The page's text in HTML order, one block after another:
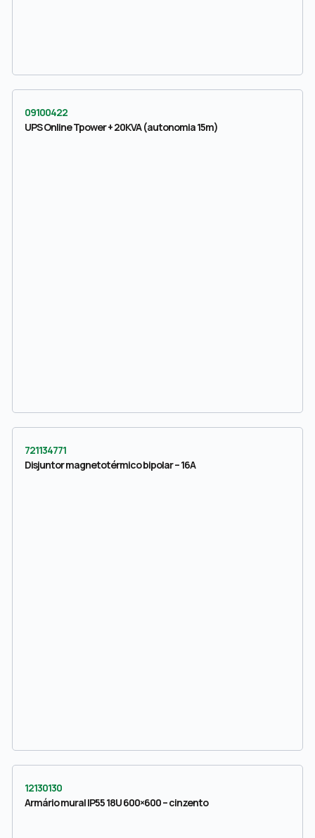
09100422
UPS Online Tpower + 20KVA (autonomia 15m)
721134771
Disjuntor magnetotérmico bipolar – 16A
12130130
Armário mural IP55 18U 600×600 – cinzento